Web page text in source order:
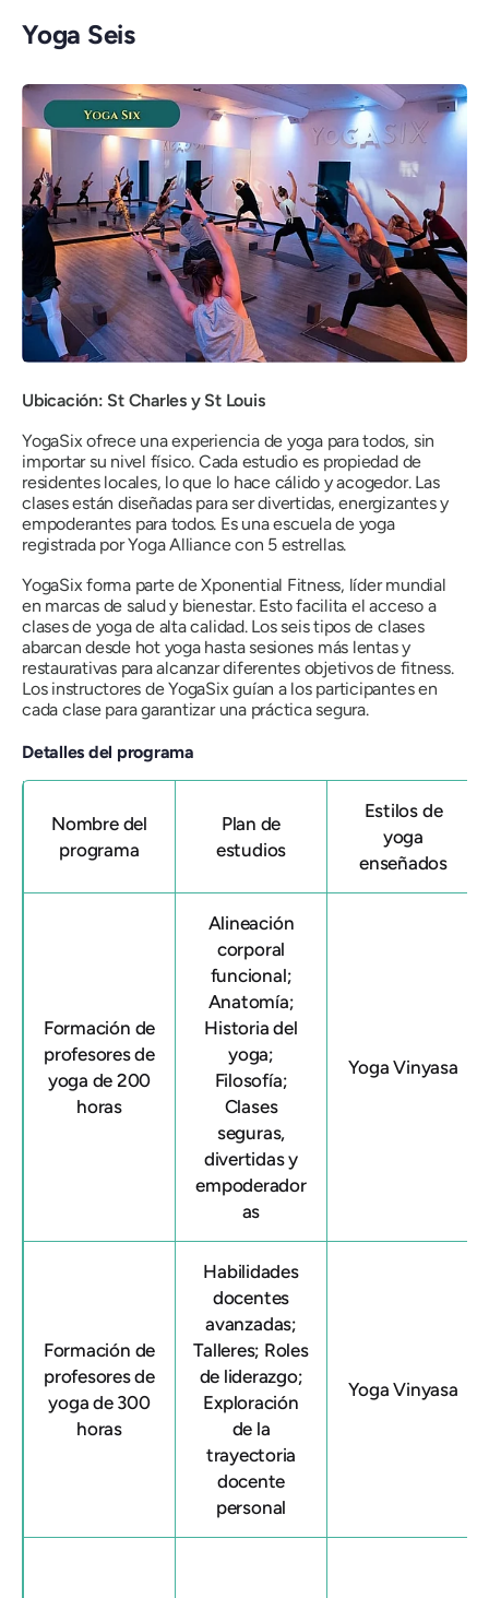
Yoga Seis
Ubicación: St Charles y St Louis
YogaSix ofrece una experiencia de yoga para todos, sin
importar su nivel físico. Cada estudio es propiedad de
residentes locales, lo que lo hace cálido y acogedor. Las
clases están diseñadas para ser divertidas, energizantes y
empoderantes para todos. Es una escuela de yoga
registrada por Yoga Alliance con 5 estrellas.
YogaSix forma parte de Xponential Fitness, líder mundial
en marcas de salud y bienestar. Esto facilita el acceso a
clases de yoga de alta calidad. Los seis tipos de clases
abarcan desde hot yoga hasta sesiones más lentas y
restaurativas para alcanzar diferentes objetivos de fitness.
Los instructores de YogaSix guían a los participantes en
cada clase para garantizar una práctica segura.
Detalles del programa
Nombre del
programa
Plan de
estudios
Estilos de
yoga
enseñados
Formación de
profesores de
yoga de 200
horas
Alineación
corporal
funcional;
Anatomía;
Historia del
yoga;
Filosofía;
Clases
seguras,
divertidas y
empoderador
as
Yoga Vinyasa
Formación de
profesores de
yoga de 300
horas
Habilidades
docentes
avanzadas;
Talleres; Roles
de liderazgo;
Exploración
de la
trayectoria
docente
personal
Yoga Vinyasa